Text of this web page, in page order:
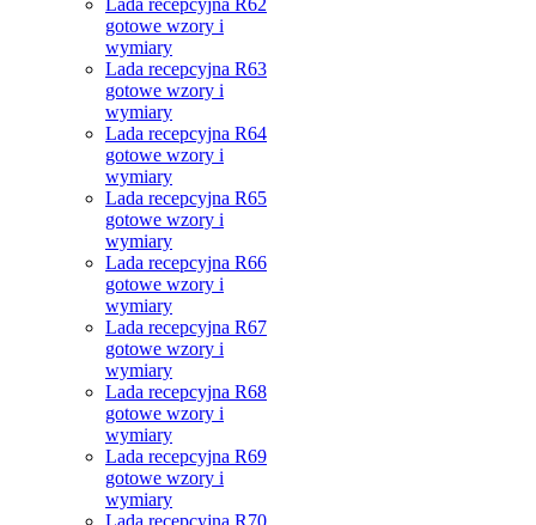
Lada recepcyjna R62
gotowe wzory i
wymiary
Lada recepcyjna R63
gotowe wzory i
wymiary
Lada recepcyjna R64
gotowe wzory i
wymiary
Lada recepcyjna R65
gotowe wzory i
wymiary
Lada recepcyjna R66
gotowe wzory i
wymiary
Lada recepcyjna R67
gotowe wzory i
wymiary
Lada recepcyjna R68
gotowe wzory i
wymiary
Lada recepcyjna R69
gotowe wzory i
wymiary
Lada recepcyjna R70